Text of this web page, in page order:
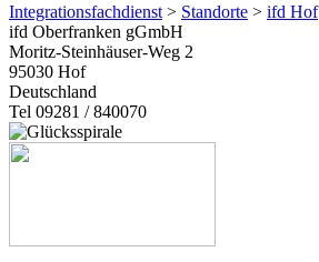
Integrationsfachdienst > Standorte > ifd Hof
ifd Oberfranken gGmbH
Moritz-Steinhäuser-Weg 2
95030 Hof
Deutschland
Tel 09281 / 840070